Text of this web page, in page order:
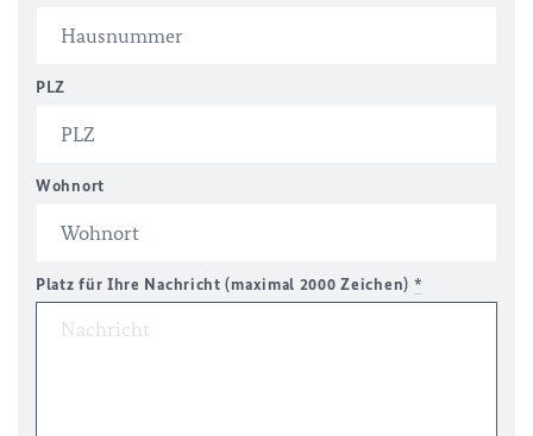
PLZ
Wohnort
Platz für Ihre Nachricht (maximal 2000 Zeichen) *